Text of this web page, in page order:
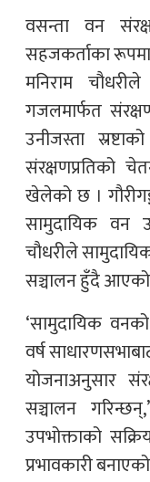
वसन्ता वन
सहजकर्ताका
मनिराम
गजलमार्फत
उनीजस्ता
संरक्षणप्रतिको
खेलेको छ ।
सामुदायिक वन
चौधरीले
सञ्चालन हुँदै आएको
‘सामुदायिक
वर्ष
योजनाअनुसार
सञ्चालन
उपभोक्ताको
प्रभावकारी